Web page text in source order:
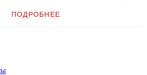
материалов для печати позволяет легко
принтер
ПОДРОБНЕЕ